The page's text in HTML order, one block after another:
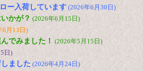
ー入荷しています(2026年6月30日)
かが？ (2026年6月15日)
6月13日)
でみました！ (2026年5月15日)
日)
ました (2026年4月24日)